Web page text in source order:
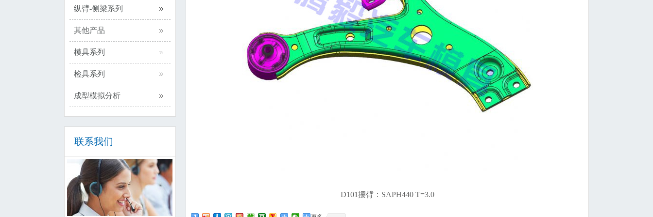
纵臂-侧梁系列
其他产品
模具系列
检具系列
成型模拟分析
联系我们
D101摆臂：SAPH440 T=3.0